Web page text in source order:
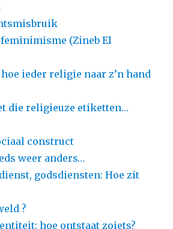
(Zineb El
ieder religie naar z’n hand
die religieuze etiketten…
construct
weer anders…
godsdiensten: Hoe zit
?
hoe ontstaat zoiets?